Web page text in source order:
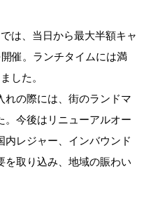
は、当日から最大半額キャ
催。ランチタイムには満
した。
の際には、街のランドマ
。今後はリニューアルオー
内レジャー、インバウンド
を取り込み、地域の賑わい